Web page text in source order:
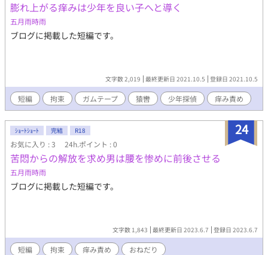
膨れ上がる痒みは少年を良い子へと導く
五月雨時雨
ブログに掲載した短編です。
文字数 2,019 最終更新日 2021.10.5 登録日 2021.10.5
短編 拘束 ガムテープ 猿轡 少年探偵 痒み責め
24
ｼｮｰﾄｼｮｰﾄ 完結 R18
お気に入り : 3 24h.ポイント : 0
苦悶からの解放を求め男は腰を惨めに前後させる
五月雨時雨
ブログに掲載した短編です。
文字数 1,843 最終更新日 2023.6.7 登録日 2023.6.7
短編 拘束 痒み責め おねだり